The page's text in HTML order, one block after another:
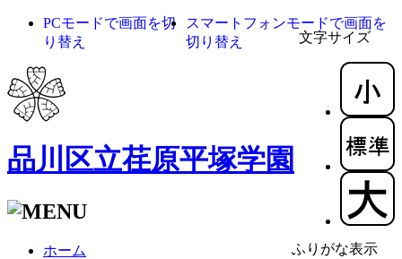
文字サイズ
ふりがな表示
PCモードで画面を切
り替え
スマートフォンモードで画面を
切り替え
品川区立荏原平塚学園
ホーム